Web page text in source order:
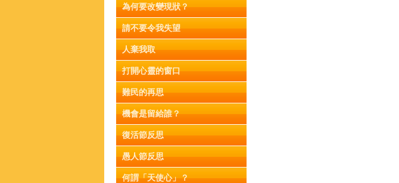
為何要改變現狀？
請不要令我失望
人棄我取
打開心靈的窗口
難民的再思
機會是留給誰？
復活節反思
愚人節反思
何謂「天使心」？